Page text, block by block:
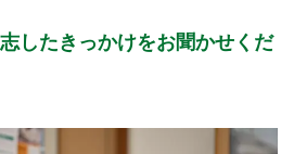
したきっかけをお聞かせくだ